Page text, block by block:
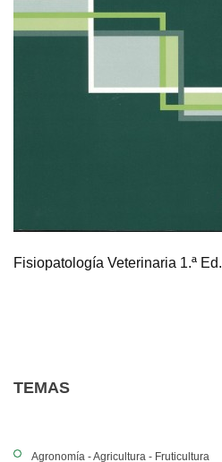
TEMAS
Agronomía - Agricultura - Fruticultura
Fisiopatología Veterinaria 1.ª Ed.